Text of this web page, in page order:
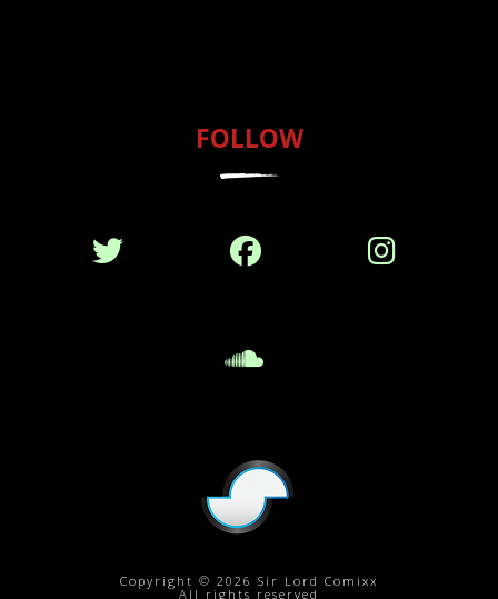
FOLLOW
Copyright © 2026 Sir Lord Comixx
All rights reserved